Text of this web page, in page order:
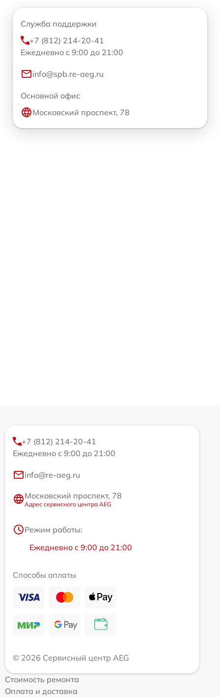
Служба поддержки
+7 (812) 214-20-41
Ежедневно с 9:00 до 21:00
info@spb.re-aeg.ru
Основной офис
Московский проспект, 78
+7 (812) 214-20-41
Ежедневно с 9:00 до 21:00
info@re-aeg.ru
Московский проспект, 78
Адрес сервисного центра AEG
Режим работы:
Ежедневно с 9:00 до 21:00
Способы оплаты
© 2026 Сервисный центр AEG
Стоимость ремонта
Оплата и доставка